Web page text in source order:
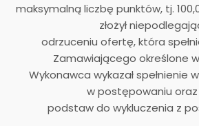
maksymalną liczbę punktów, tj.
złożył
odrzuceniu ofertę, która
Zamawiającego określone
Wykonawca wykazał spełnienie
w postępowaniu
podstaw do wykluczenia z